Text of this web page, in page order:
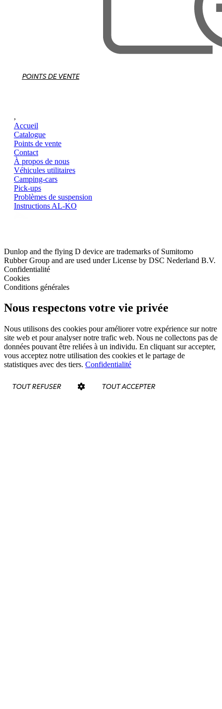
POINTS DE VENTE
,
Accueil
Catalogue
Points de vente
Contact
À propos de nous
Véhicules utilitaires
Camping-cars
Pick-ups
Problèmes de suspension
Instructions AL-KO
Dunlop and the flying D device are trademarks of Sumitomo
Rubber Group and are used under License by DSC Nederland B.V.
Confidentialité
Cookies
Conditions générales
Nous respectons votre vie privée
Nous utilisons des cookies pour améliorer votre expérience sur notre
site web et pour analyser notre trafic web. Nous ne collectons pas de
données pouvant être reliées à un individu. En cliquant sur accepter,
vous acceptez notre utilisation des cookies et le partage de
statistiques avec des tiers. Confidentialité
TOUT REFUSER TOUT ACCEPTER